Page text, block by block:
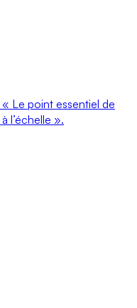
Le point essentiel de
l’échelle ».